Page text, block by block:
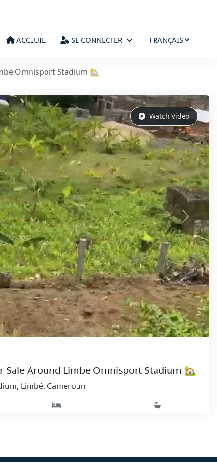
ACCEUIL SE CONNECTER
Omnisport Stadium 🏡
Watch Video
Sale Around Limbe Omnisport Stadium 🏡
Limbé, Cameroun